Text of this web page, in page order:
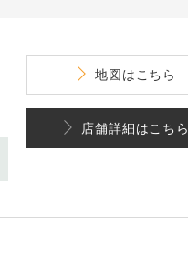
地図 はこちら
店舗詳細はこちら